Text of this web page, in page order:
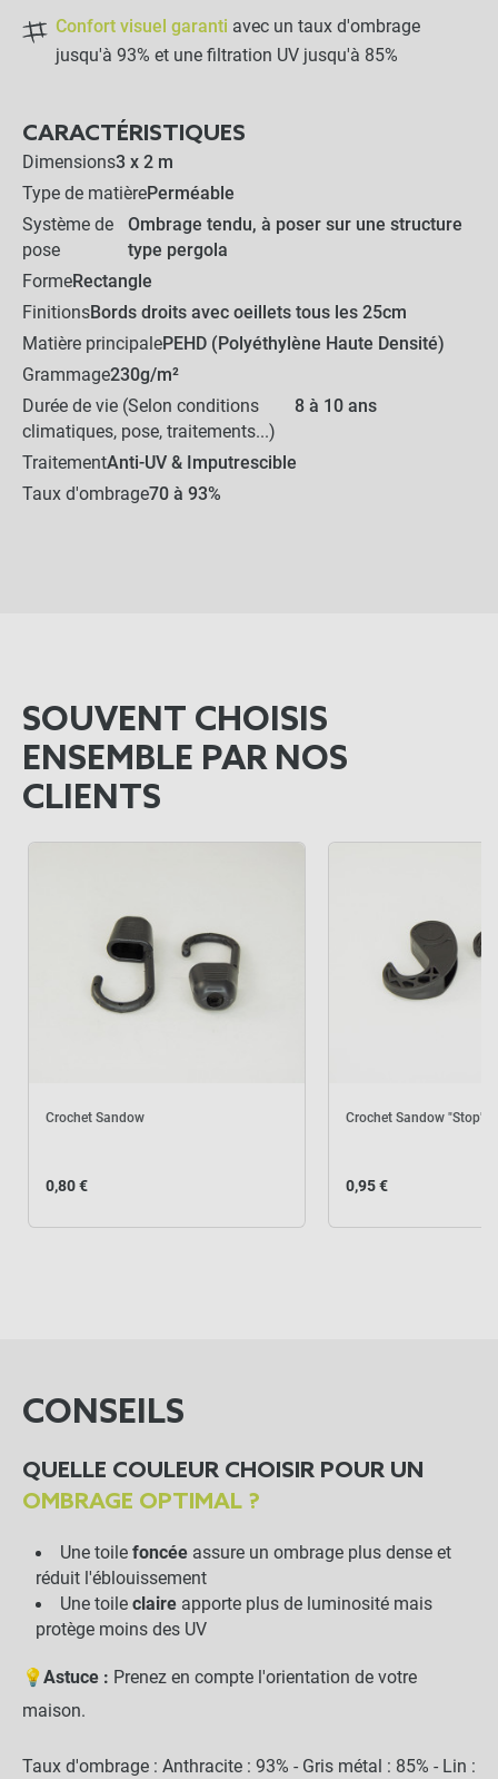
20,00 €
0,52 €
Toile d ombrage
62,00 € +
Produits associés
28,50 €
AJOUTER L'ENSEMBLE AU
PANIER
Confort visuel garanti avec un taux d'ombrage
jusqu'à 93% et une filtration UV jusqu'à 85%
CARACTÉRISTIQUES
Dimensions3 x 2 m
Type de matièrePerméable
Système de
pose
Ombrage tendu, à poser sur une structure
type pergola
FormeRectangle
FinitionsBords droits avec oeillets tous les 25cm
Matière principalePEHD (Polyéthylène Haute Densité)
Grammage230g/m²
Durée de vie (Selon conditions
climatiques, pose, traitements...)
8 à 10 ans
TraitementAnti-UV & Imputrescible
Taux d'ombrage70 à 93%
SOUVENT CHOISIS
ENSEMBLE PAR NOS
CLIENTS
Crochet Sandow
0,80 €
Crochet Sandow "Stop"
0,95 €
CONSEILS
QUELLE COULEUR CHOISIR POUR UN
OMBRAGE OPTIMAL ?
Une toile foncéeassure un ombrage plus dense et
réduit l'éblouissement
Une toile claireapporte plus de luminosité mais
protège moins des UV
💡Astuce : Prenez en compte l'orientation de votre
maison.
Taux d'ombrage : Anthracite : 93% - Gris métal : 85% - Lin :